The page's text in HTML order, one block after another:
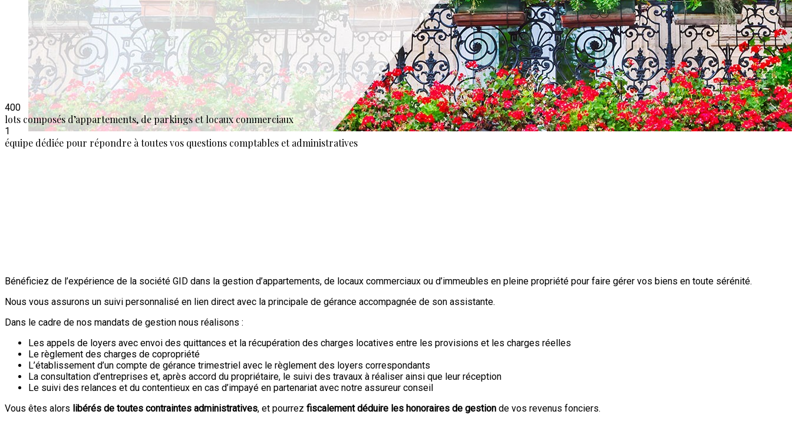
400
lots composés d’appartements, de parkings et locaux commerciaux
1
équipe dédiée pour répondre à toutes vos questions comptables et administratives
Bénéficiez de l’expérience de la société GID dans la gestion d’appartements, de locaux commerciaux ou d’immeubles en pleine propriété pour faire gérer vos biens en toute sérénité.
Nous vous assurons un suivi personnalisé en lien direct avec la principale de gérance accompagnée de son assistante.
Dans le cadre de nos mandats de gestion nous réalisons :
Les appels de loyers avec envoi des quittances et la récupération des charges locatives entre les provisions et les charges réelles
Le règlement des charges de copropriété
L’établissement d’un compte de gérance trimestriel avec le règlement des loyers correspondants
La consultation d’entreprises et, après accord du propriétaire, le suivi des travaux à réaliser ainsi que leur réception
Le suivi des relances et du contentieux en cas d’impayé en partenariat avec notre assureur conseil
Vous êtes alors libérés de toutes contraintes administratives, et pourrez fiscalement déduire les honoraires de gestion de vos revenus fonciers.